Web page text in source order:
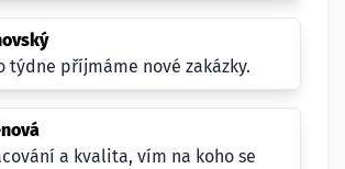
týdne příjmáme nové zakázky.
a kvalita, vím na koho se